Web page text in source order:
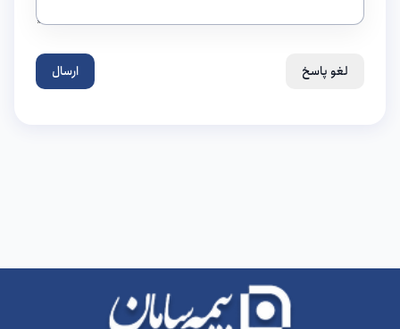
لغو پاسخ ارسال